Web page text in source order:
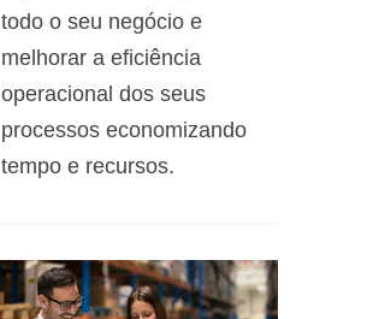
todo o seu negócio e
melhorar a eficiência
operacional dos seus
processos economizando
tempo e recursos.